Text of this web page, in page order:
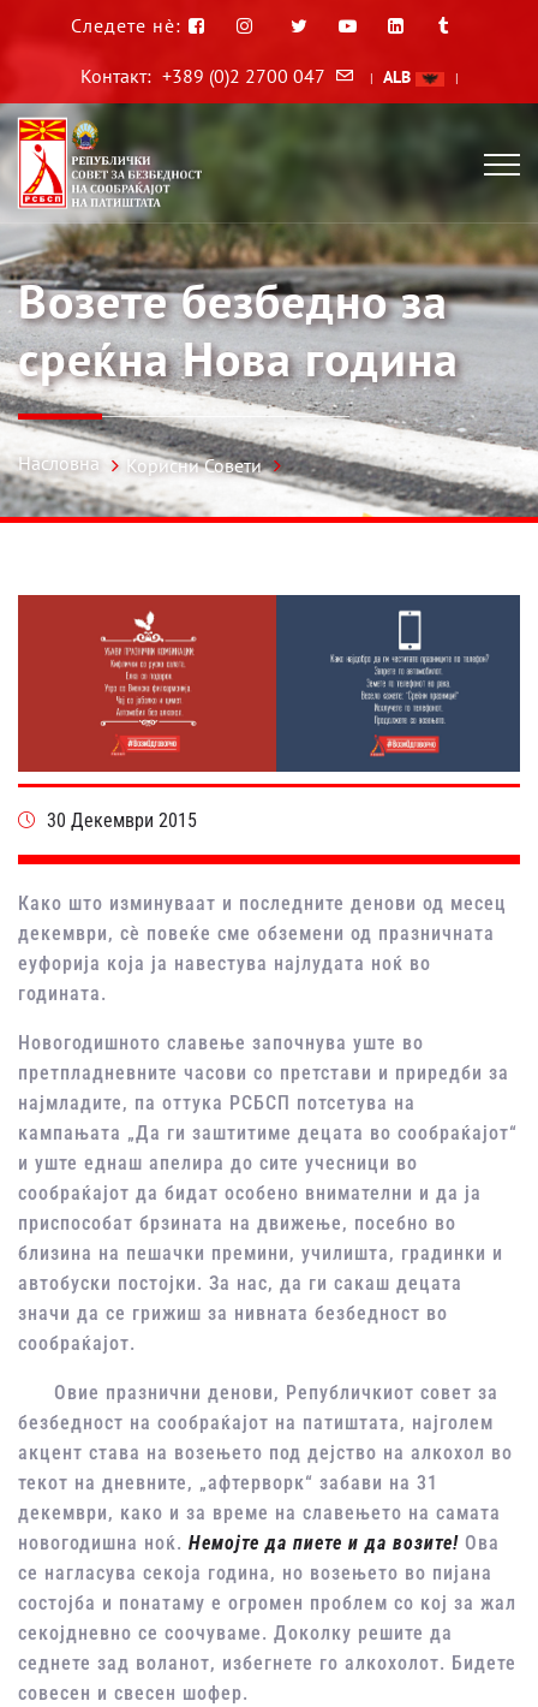
Следете нè:
Контакт: +389 (0)2 2700 047 | ALB |
Возете безбедно за
среќна Нова година
Насловна Корисни Совети
30 Декември 2015
Како што изминуваат и последните денови од месец
декември, сѐ повеќе сме обземени од празничната
еуфорија која ја навестува најлудата ноќ во
годината.
Новогодишното славење започнува уште во
претпладневните часови со претстави и приредби за
најмладите, па оттука РСБСП потсетува на
кампањата „Да ги заштитиме децата во сообраќајот“
и уште еднаш апелира до сите учесници во
сообраќајот да бидат особено внимателни и да ја
приспособат брзината на движење, посебно во
близина на пешачки премини, училишта, градинки и
автобуски постојки. За нас, да ги сакаш децата
значи да се грижиш за нивната безбедност во
сообраќајот.
Овие празнични денови, Републичкиот совет за
безбедност на сообраќајот на патиштата, најголем
акцент става на возењето под дејство на алкохол во
текот на дневните, „афтерворк“ забави на 31
декември, како и за време на славењето на самата
новогодишна ноќ. Немојте да пиете и да возите! Ова
се нагласува секоја година, но возењето во пијана
состојба и понатаму е огромен проблем со кој за жал
секојдневно се соочуваме. Доколку решите да
седнете зад воланот, избегнете го алкохолот. Бидете
совесен и свесен шофер.